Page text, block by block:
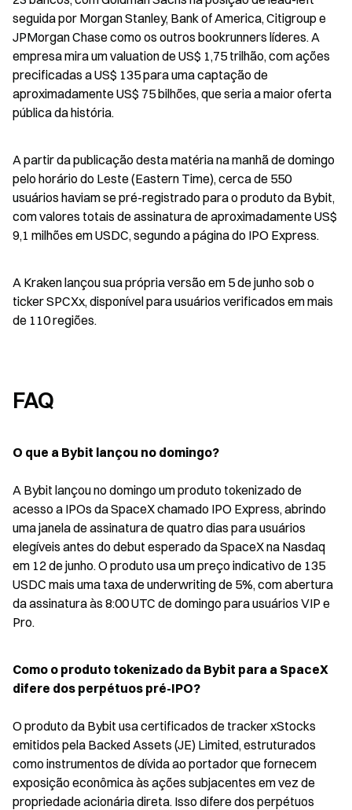
seguida por Morgan Stanley, Bank of America, Citigroup e
JPMorgan Chase como os outros bookrunners líderes. A
empresa mira um valuation de US$ 1,75 trilhão, com ações
precificadas a US$ 135 para uma captação de
aproximadamente US$ 75 bilhões, que seria a maior oferta
pública da história.
A partir da publicação desta matéria na manhã de domingo
pelo horário do Leste (Eastern Time), cerca de 550
usuários haviam se pré-registrado para o produto da Bybit,
com valores totais de assinatura de aproximadamente US$
9,1 milhões em USDC, segundo a página do IPO Express.
A Kraken lançou sua própria versão em 5 de junho sob o
ticker SPCXx, disponível para usuários verificados em mais
de 110 regiões.
FAQ
O que a Bybit lançou no domingo?
A Bybit lançou no domingo um produto tokenizado de
acesso a IPOs da SpaceX chamado IPO Express, abrindo
uma janela de assinatura de quatro dias para usuários
elegíveis antes do debut esperado da SpaceX na Nasdaq
em 12 de junho. O produto usa um preço indicativo de 135
USDC mais uma taxa de underwriting de 5%, com abertura
da assinatura às 8:00 UTC de domingo para usuários VIP e
Pro.
Como o produto tokenizado da Bybit para a SpaceX
difere dos perpétuos pré-IPO?
O produto da Bybit usa certificados de tracker xStocks
emitidos pela Backed Assets (JE) Limited, estruturados
como instrumentos de dívida ao portador que fornecem
exposição econômica às ações subjacentes em vez de
propriedade acionária direta. Isso difere dos perpétuos